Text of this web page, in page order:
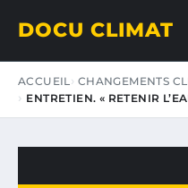
DOCU CLIMAT
ACCUEIL CHANGEMENTS
ENTRETIEN. « RETENIR